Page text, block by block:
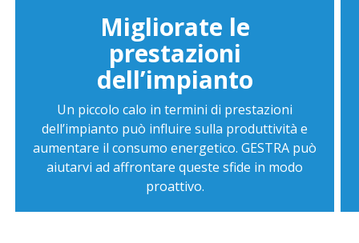
Migliorate le
prestazioni
dell’impianto
Un piccolo calo in termini di prestazioni
dell’impianto può influire sulla produttività e
aumentare il consumo energetico. GESTRA può
aiutarvi ad affrontare queste sfide in modo
proattivo.